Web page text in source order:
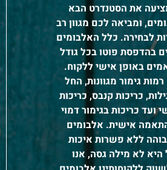
את הסטנדרט הבא
ומביאה לכם מגוון רב
לבחירה. כלל האלבומים
בהדפסת פוטו בכל גודל
באופן אישי ללקוח.
גימור מגוונות, החל
כריכות קנבס, כריכות
ועד כריכות בגימור דמוי
אישית. אלבומים
ללא פשרות איכות
היא לא מילה גסה, אנו